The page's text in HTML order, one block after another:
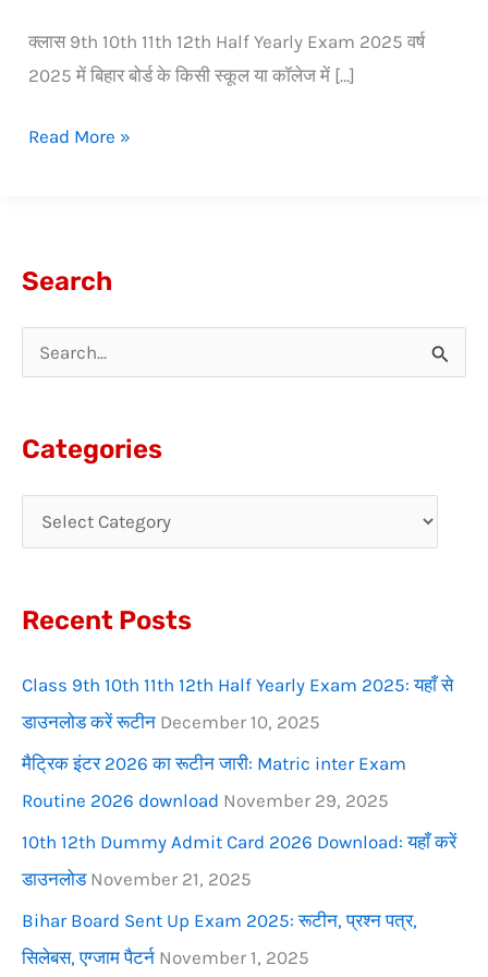
क्लास 9th 10th 11th 12th Half Yearly Exam 2025 वर्ष
2025 में बिहार बोर्ड के किसी स्कूल या कॉलेज में […]
Read More »
Search
h
o
:
Categories
Recent Posts
Class 9th 10th 11th 12th Half Yearly Exam 2025: यहाँ से
डाउनलोड करें रूटीन December 10, 2025
मैट्रिक इंटर 2026 का रूटीन जारी: Matric inter Exam
Routine 2026 download November 29, 2025
10th 12th Dummy Admit Card 2026 Download: यहाँ करें
डाउनलोड November 21, 2025
Bihar Board Sent Up Exam 2025: रूटीन, प्रश्न पत्र,
सिलेबस, एग्जाम पैटर्न November 1, 2025